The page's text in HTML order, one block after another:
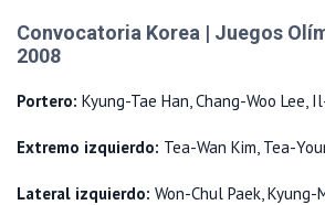
Convocatoria Korea | Juegos
2008
Portero: Kyung-Tae Han, Chang-Woo Lee,
Extremo izquierdo: Tea-Wan Kim, Tea-
Lateral izquierdo: Won-Chul Paek, Kyung-